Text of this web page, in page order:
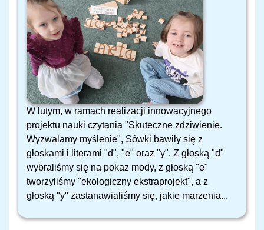
W lutym, w ramach realizacji innowacyjnego
projektu nauki czytania "Skuteczne zdziwienie.
Wyzwalamy myślenie", Sówki bawiły się z
głoskami i literami "d", "e" oraz "y". Z głoską "d"
wybraliśmy się na pokaz mody, z głoską "e"
tworzyliśmy "ekologiczny ekstraprojekt", a z
głoską "y" zastanawialiśmy się, jakie marzenia...